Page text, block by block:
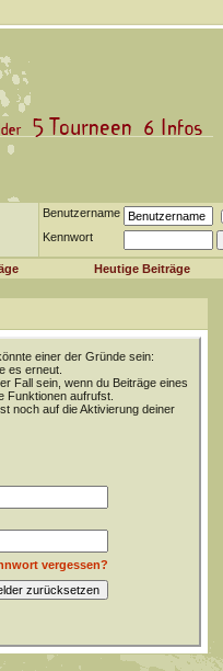
Benutzername
Kennwort
Heutige Beiträge
einer der Gründe sein:
es erneut.
Fall sein, wenn du Beiträge eines
Funktionen aufrufst.
noch auf die Aktivierung deiner
vergessen?